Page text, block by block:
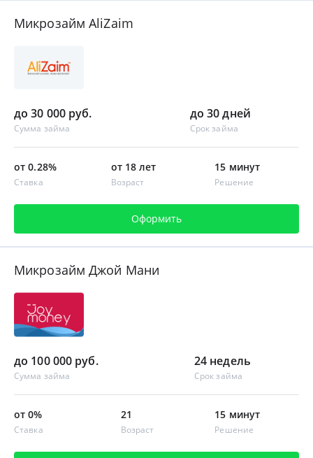
Микрозайм AliZaim
до 30 000 руб.
Сумма займа
до 30 дней
Срок займа
от 0.28%
Ставка
от 18 лет
Возраст
15 минут
Решение
Оформить
Микрозайм Джой Мани
до 100 000 руб.
Сумма займа
24 недель
Срок займа
от 0%
Ставка
21
Возраст
15 минут
Решение